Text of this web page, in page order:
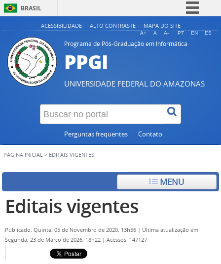
BRASIL
Simplifique!
Comunica BR
Legislação
Canais
ACESSIBILIDADE ALTO CONTRASTE MAPA DO SITE
A+ A A- PT EN ES
Programa de Pós-Graduação em Informática
PPGI
UNIVERSIDADE FEDERAL DO AMAZONAS
Perguntas frequentes Contato
PÁGINA INICIAL > EDITAIS VIGENTES
MENU
Editais vigentes
Publicado: Quinta, 05 de Novembro de 2020, 13h56 | Última atualização em
Segunda, 23 de Março de 2026, 18h22 | Acessos: 147127